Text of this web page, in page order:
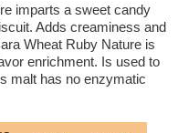
imparts a sweet candy
Adds creaminess and
Wheat Ruby Nature is
enrichment. Is used to
malt has no enzymatic